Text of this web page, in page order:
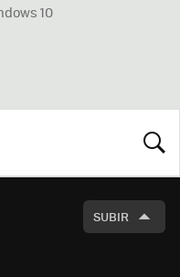
10
SUBIR